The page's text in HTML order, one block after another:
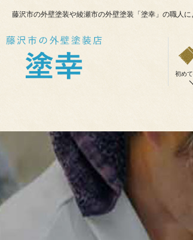
藤沢市の外壁塗装や綾瀬市の外壁塗装「塗幸」の職人に
初め